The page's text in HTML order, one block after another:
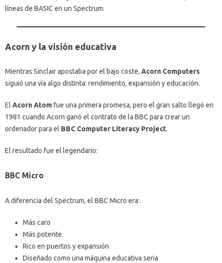
líneas de BASIC en un Spectrum.
Acorn y la visión educativa
Mientras Sinclair apostaba por el bajo coste, Acorn Computers
siguió una vía algo distinta: rendimiento, expansión y educación.
El Acorn Atomfue una primera promesa, pero el gran salto llegó en
1981 cuando Acorn ganó el contrato de la BBC para crear un
ordenador para el BBC Computer Literacy Project.
El resultado fue el legendario:
BBC Micro
A diferencia del Spectrum, el BBC Micro era:
Más caro
Más potente
Rico en puertos y expansión
Diseñado como una máquina educativa seria